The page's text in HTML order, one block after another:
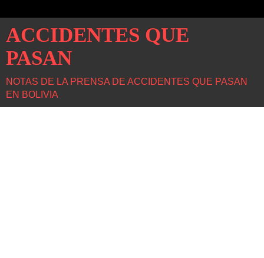
ACCIDENTES QUE
PASAN
NOTAS DE LA PRENSA DE ACCIDENTES QUE PASAN
EN BOLIVIA